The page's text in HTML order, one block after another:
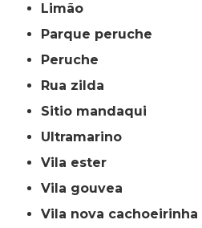
limão
parque peruche
peruche
rua zilda
sitio mandaqui
ultramarino
vila ester
vila gouvea
vila nova cachoeirinha